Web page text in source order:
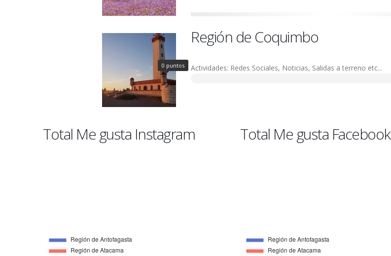
Región de Coquimbo
Actividades: Redes Sociales, Noticias, Salidas a terreno etc...
0 puntos
Total Me gusta Instagram Total Me gusta Facebook